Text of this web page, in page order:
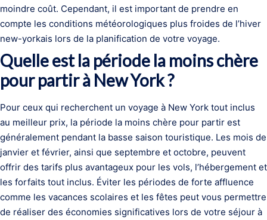
moindre coût. Cependant, il est important de prendre en
compte les conditions météorologiques plus froides de l’hiver
new-yorkais lors de la planification de votre voyage.
Quelle est la période la moins chère
pour partir à New York ?
Pour ceux qui recherchent un voyage à New York tout inclus
au meilleur prix, la période la moins chère pour partir est
généralement pendant la basse saison touristique. Les mois de
janvier et février, ainsi que septembre et octobre, peuvent
offrir des tarifs plus avantageux pour les vols, l’hébergement et
les forfaits tout inclus. Éviter les périodes de forte affluence
comme les vacances scolaires et les fêtes peut vous permettre
de réaliser des économies significatives lors de votre séjour à